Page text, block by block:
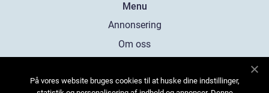
Menu
Annonsering
Om oss
Kontakta oss
På vores website bruges cookies til at huske dine indstillinger,